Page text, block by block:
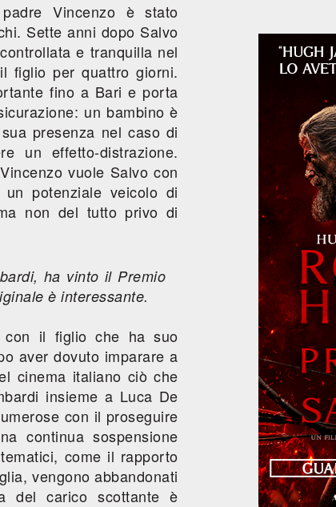
Vincenzo è stato
Sette anni dopo Salvo
e tranquilla nel
figlio per quattro giorni.
fino a Bari e porta
un bambino è
presenza nel caso di
un effetto-distrazione.
vuole Salvo con
potenziale veicolo di
non del tutto privo di
ha vinto il Premio
è interessante.
con il figlio che ha suo
aver dovuto imparare a
cinema italiano ciò che
insieme a Luca De
con il proseguire
continua sospensione
come il rapporto
vengono abbandonati
del carico scottante è